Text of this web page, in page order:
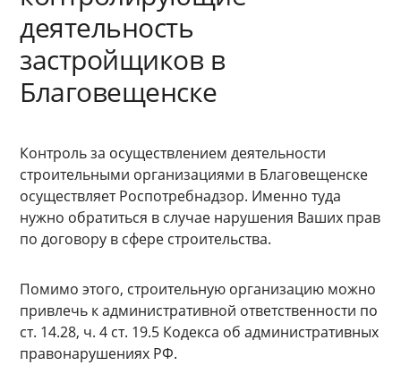
деятельность
застройщиков в
Благовещенске
Контроль за осуществлением деятельности
строительными организациями в Благовещенске
осуществляет Роспотребнадзор. Именно туда
нужно обратиться в случае нарушения Ваших прав
по договору в сфере строительства.
Помимо этого, строительную организацию можно
привлечь к административной ответственности по
ст. 14.28, ч. 4 ст. 19.5 Кодекса об административных
правонарушениях РФ.